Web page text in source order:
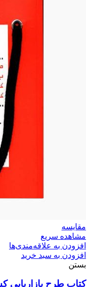
مقایسه
مشاهده سریع
افزودن به علاقه‌مندی‌ها
افزودن به سبد خرید
بستن
کتاب طرح